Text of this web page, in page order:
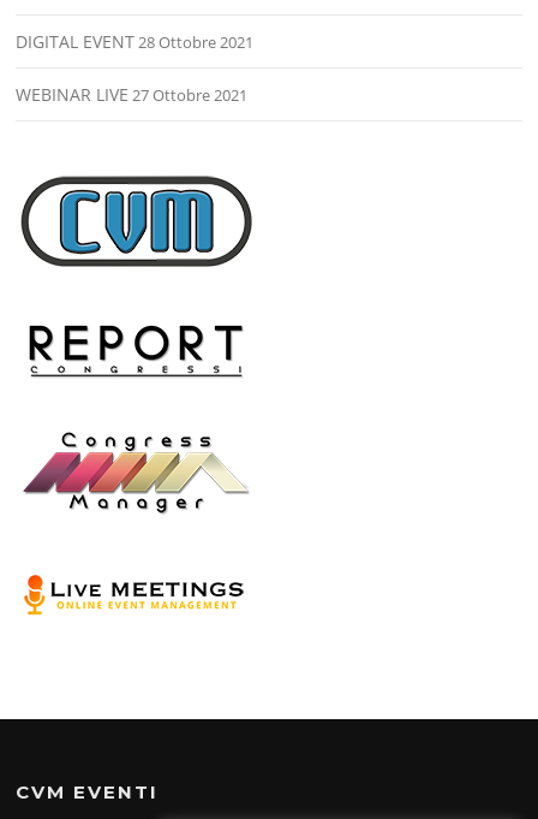
DIGITAL EVENT28 Ottobre 2021
WEBINAR LIVE 27 Ottobre 2021
CVM EVENTI